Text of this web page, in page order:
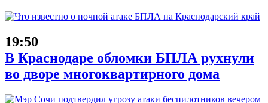
19:50
В Краснодаре обломки БПЛА рухнули
во дворе многоквартирного дома